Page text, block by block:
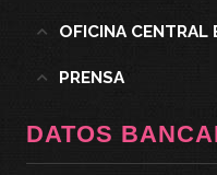
OFICINA CENTRAL
PRENSA
DATOS